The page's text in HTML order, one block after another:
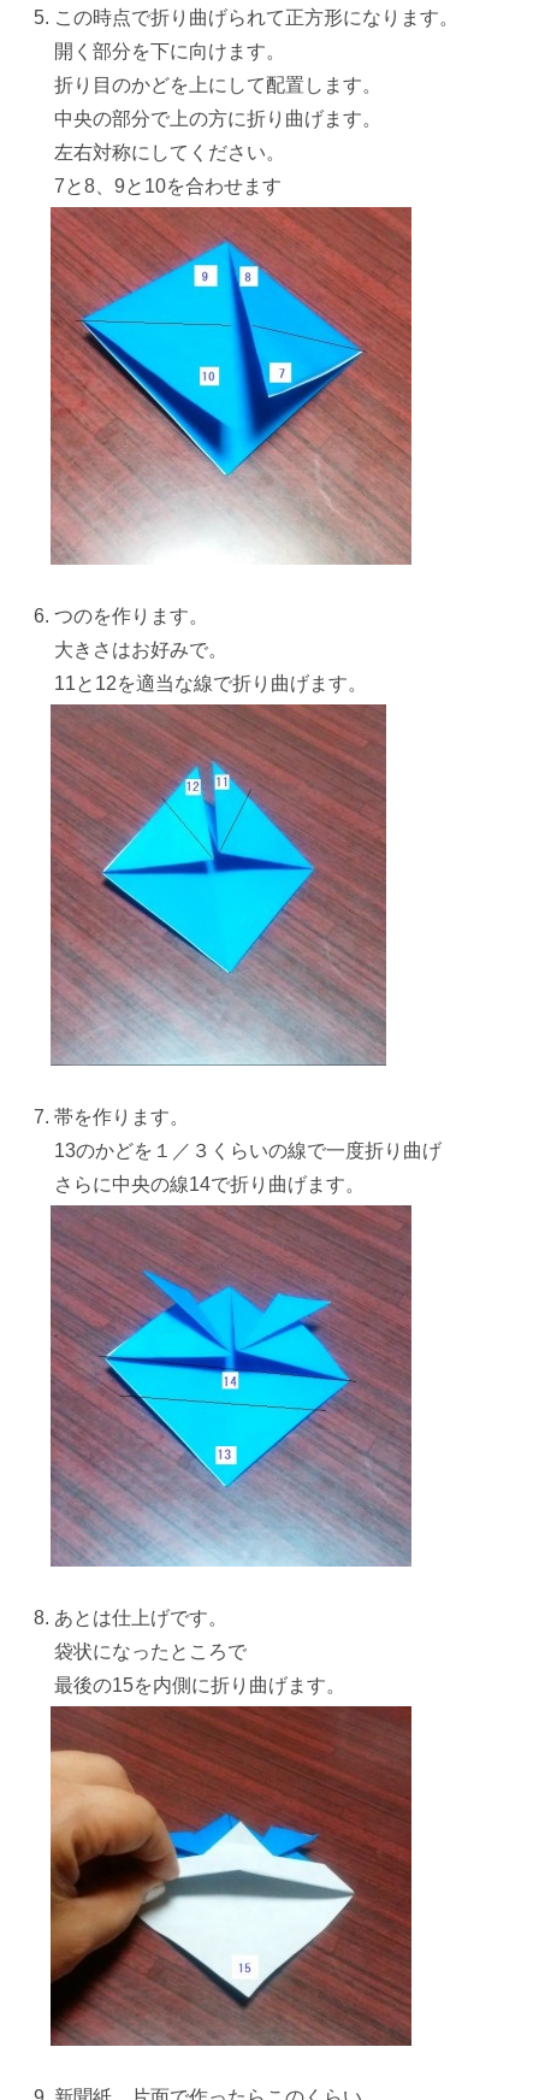
この時点で折り曲げられて正方形になります。
開く部分を下に向けます。
折り目のかどを上にして配置します。
中央の部分で上の方に折り曲げます。
左右対称にしてください。
7と8、9と10を合わせます
つのを作ります。
大きさはお好みで。
11と12を適当な線で折り曲げます。
帯を作ります。
13のかどを１／３くらいの線で一度折り曲げ
さらに中央の線14で折り曲げます。
あとは仕上げです。
袋状になったところで
最後の15を内側に折り曲げます。